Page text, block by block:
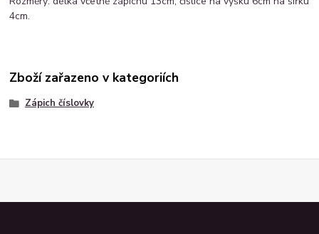
4cm.
Zboží zařazeno v kategoriích
Zápich číslovky